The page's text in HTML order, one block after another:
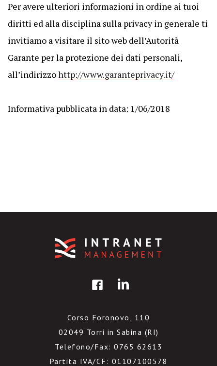
Per avere ulteriori informazioni in ordine ai tuoi
diritti ed alla disciplina sulla privacy in generale ti
invitiamo a visitare il sito web dell’Autorità
Garante per la protezione dei dati personali,
all’indirizzohttp://www.garanteprivacy.it/
Informativa pubblicata in data: 1/06/2018
Corso Foronovo, 110
02049 Torri in Sabina (RI)
Telefono/Fax: 0765 62613
Partita IVA/CF: 01107100578